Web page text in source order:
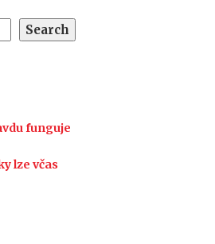
Search
funguje
lze včas